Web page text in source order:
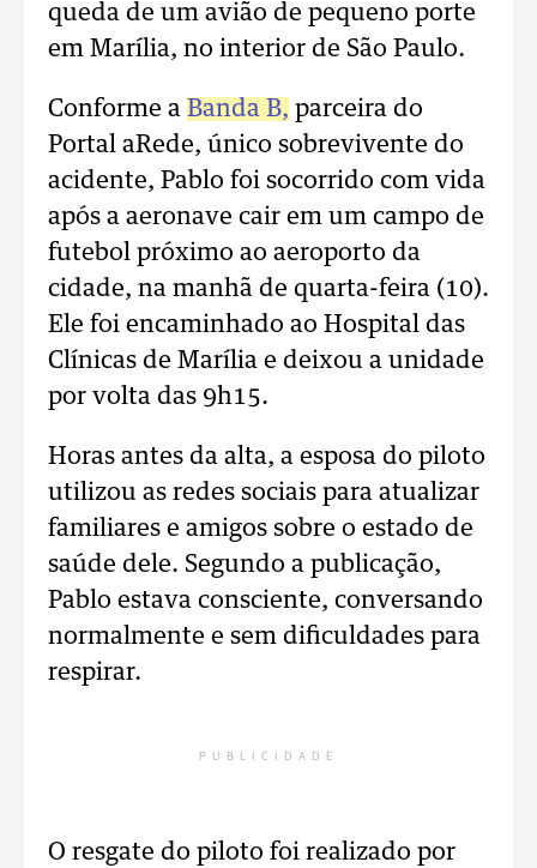
queda de um avião de pequeno porte
em Marília, no interior de São Paulo.
Conforme a Banda B, parceira do
Portal aRede, único sobrevivente do
acidente, Pablo foi socorrido com vida
após a aeronave cair em um campo de
futebol próximo ao aeroporto da
cidade, na manhã de quarta-feira (10).
Ele foi encaminhado ao Hospital das
Clínicas de Marília e deixou a unidade
por volta das 9h15.
Horas antes da alta, a esposa do piloto
utilizou as redes sociais para atualizar
familiares e amigos sobre o estado de
saúde dele. Segundo a publicação,
Pablo estava consciente, conversando
normalmente e sem dificuldades para
respirar.
PUBLICIDADE
O resgate do piloto foi realizado por